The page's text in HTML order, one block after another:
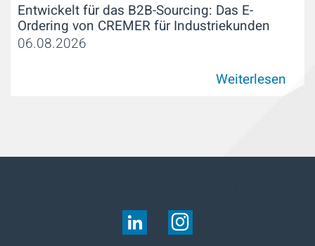
Entwickelt für das B2B-Sourcing: Das E-
Ordering von CREMER für Industriekunden
06.08.2026
Weiterlesen